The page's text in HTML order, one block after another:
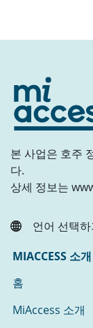
본 사업은 호주
다.
상세 정보는
언어 선택하
MIACCESS 소개
홈
MiAccess 소개